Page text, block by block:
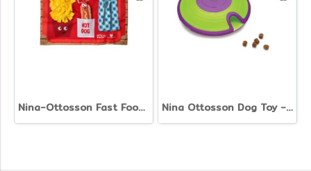
Nina-Ottosson Fast Food Interavtive Mat - ของเล่นซ่อนขนมฝึกทักษะ Nina Ottosson Dog Toy - ของเล่นฝึกทักษะสุนัข รุ่น Treat Maze